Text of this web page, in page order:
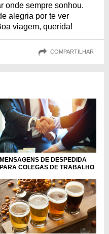
onde sempre sonhou.
alegria por te ver
viagem, querida!
COMPARTILHAR
MENSAGENS DE DESPEDIDA
PARA COLEGAS DE TRABALHO